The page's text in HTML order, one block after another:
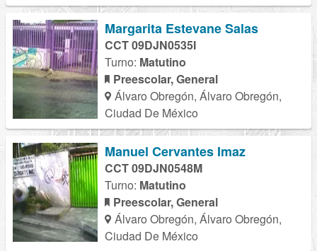
Margarita Estevane Salas
CCT 09DJN0535I
Turno: Matutino
Preescolar, General
Álvaro Obregón, Álvaro Obregón,
Ciudad De México
Manuel Cervantes Imaz
CCT 09DJN0548M
Turno: Matutino
Preescolar, General
Álvaro Obregón, Álvaro Obregón,
Ciudad De México